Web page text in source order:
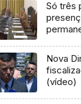
Só três
Nova
(vídeo)